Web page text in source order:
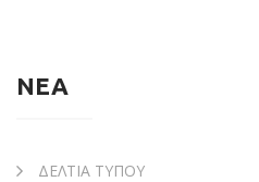
ΝΕΑ
ΔΕΛΤΙΑ ΤΥΠΟΥ